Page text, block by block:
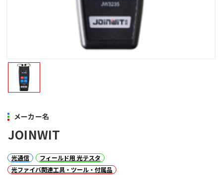
メーカー名
JOINWIT
光通信
フィールド用 光テスタ
光ファイバ関連工具・ツール・付属品